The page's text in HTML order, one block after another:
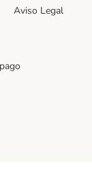
Aviso Legal